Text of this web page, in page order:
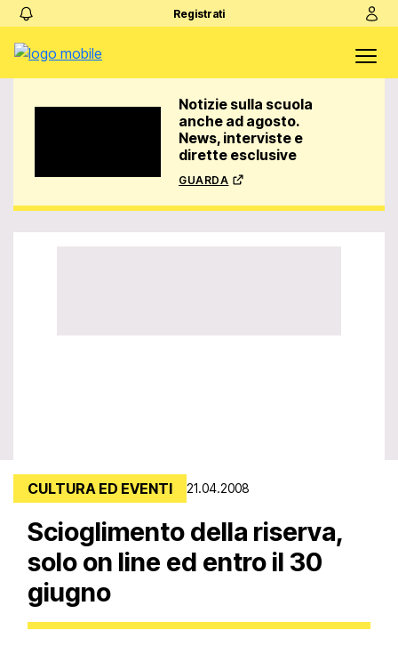
Registrati
Notizie sulla scuola
anche ad agosto.
News, interviste e
dirette esclusive
guarda
CULTURA ED EVENTI 21.04.2008
Scioglimento della riserva,
solo on line ed entro il 30
giugno